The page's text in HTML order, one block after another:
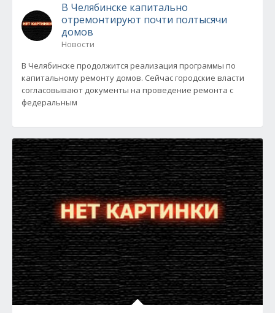
В Челябинске капитально
отремонтируют почти полтысячи
домов
Новости
В Челябинске продолжится реализация программы по
капитальному ремонту домов. Сейчас городские власти
согласовывают документы на проведение ремонта с
федеральным